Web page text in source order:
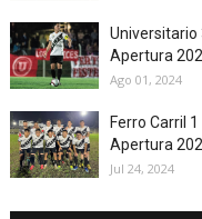
Universitario
Apertura
Ago 01, 2024
Ferro Carril
Apertura
Jul 24, 2024